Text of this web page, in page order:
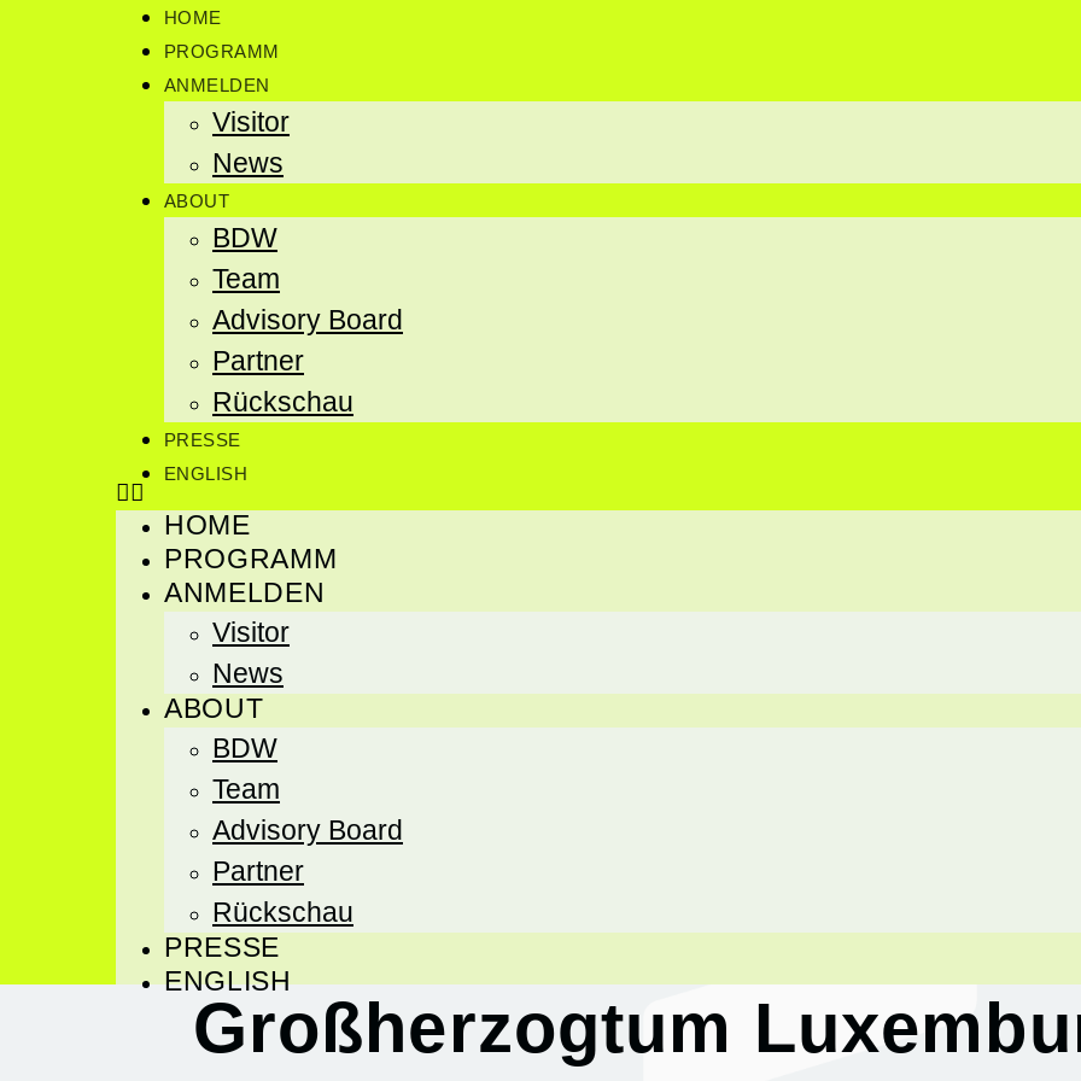
HOME
PROGRAMM
ANMELDEN
Visitor
News
ABOUT
BDW
Team
Advisory Board
Partner
Rückschau
PRESSE
ENGLISH
HOME
PROGRAMM
ANMELDEN
Visitor
News
ABOUT
BDW
Team
Advisory Board
Partner
Rückschau
PRESSE
ENGLISH
Großherzogtum